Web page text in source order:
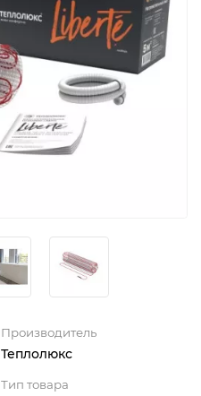
Производитель
Теплолюкс
Тип товара